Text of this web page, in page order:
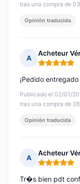
tras una compra de
Opinión traducida
A
Acheteur
Nota: 5 de 5
Publicado el 02/01/
tras una compra de
¡Pedido
Opinión traducida
A
Acheteur
Nota: 5 de 5
Tr�s bien pdt